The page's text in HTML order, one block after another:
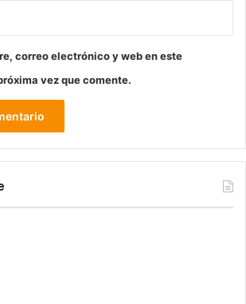
correo electrónico y web en este
vez que comente.